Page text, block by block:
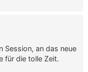
Session, an das neue
für die tolle Zeit.